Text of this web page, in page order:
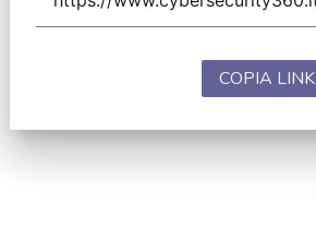
COPIA LINK